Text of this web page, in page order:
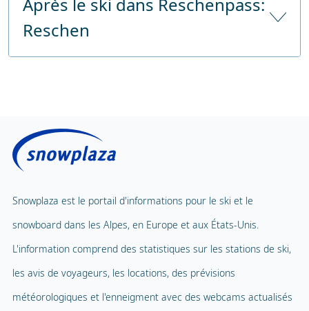
l'autoroute
voiture
Nombre d'heures de garde d'enfants
Tapis volant
Terrain de jeux
Mascotte
Reschen
Solarium public
Massage
Spa et bien-être
Piscine intérieure
Ballade en ballon
Snowplaza est le portail d'informations pour le ski et le
snowboard dans les Alpes, en Europe et aux États-Unis.
L'information comprend des statistiques sur les stations de ski,
les avis de voyageurs, les locations, des prévisions
météorologiques et l'enneigment avec des webcams actualisés